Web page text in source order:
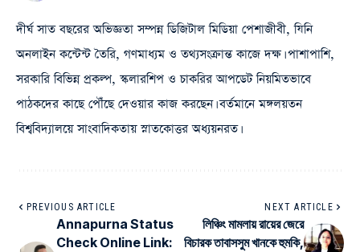
দীর্ঘ সাত বছরের অভিজ্ঞতা সম্পন্ন ডিজিটাল মিডিয়া পেশাজীবী, যিনি
অনলাইন কন্টেন্ট তৈরি, গণমাধ্যম ও তথ্যসংক্রান্ত কাজে দক্ষ। পাশাপাশি,
সরকারি বিভিন্ন প্রকল্প, স্কলারশিপ ও চাকরির আপডেট নিয়মিতভাবে
পাঠকদের কাছে পৌঁছে দেওয়ার কাজ করছেন। বর্তমানে মঙ্গলয়তন
বিশ্ববিদ্যালয়ে সাংবাদিকতায় স্নাতকোত্তর অধ্যয়নরত।
PREVIOUS ARTICLE
Annapurna Status
Check Online Link:
NEXT ARTICLE
লিঞ্চিং মামলায় রায়ের জেরে
বিচারক তাবাসসুম খানকে হুমকি,